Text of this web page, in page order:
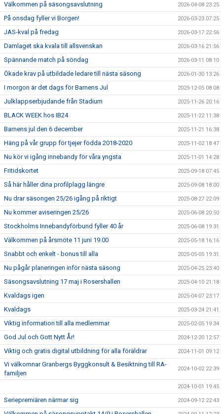
Välkommen på säsongsavslutning 2026-04-08 23:25
På onsdag fyller vi Borgen! 2026-03-23 07:25
JAS-kval på fredag 2026-03-17 22:56
Damlaget ska kvala till allsvenskan 2026-03-16 21:56
Spännande match på söndag 2026-03-11 08:10
Ökade krav på utbildade ledare till nästa säsong 2026-01-30 13:26
I morgon är det dags för Barnens Jul 2025-12-05 08:08
Julklappserbjudande från Stadium 2025-11-26 20:16
BLACK WEEK hos IB24 2025-11-22 11:38
Barnens jul den 6 december 2025-11-21 16:38
Häng på vår grupp för tjejer födda 2018-2020 2025-11-02 18:47
Nu kör vi igång innebandy för våra yngsta 2025-11-01 14:28
Fritidskortet 2025-09-18 07:45
Så här håller dina profilplagg längre 2025-09-08 18:00
Nu drar säsongen 25/26 igång på riktigt 2025-08-27 22:09
Nu kommer aviseringen 25/26 2025-06-08 20:50
Stockholms Innebandyförbund fyller 40 år 2025-06-08 19:31
Välkommen på årsmöte 11 juni 19.00 2025-05-18 16:16
Snabbt och enkelt - bonus till alla 2025-05-05 19:31
Nu pågår planeringen inför nästa säsong 2025-04-25 23:40
Säsongsavslutning 17 maj i Rosershallen 2025-04-10 21:18
Kvaldags igen 2025-04-07 23:17
Kvaldags 2025-03-24 21:41
Viktig information till alla medlemmar 2025-02-05 19:34
God Jul och Gott Nytt År! 2024-12-20 12:57
Viktig och gratis digital utbildning för alla föräldrar 2024-11-01 09:12
Vi välkomnar Granbergs Byggkonsult & Besiktning till RA-
familjen
2024-10-02 22:39
2024-10-01 19:45
Seriepremiären närmar sig 2024-09-12 22:43